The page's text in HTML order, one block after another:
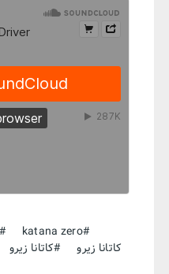
katana zero
کاتانا زیرو
کاتانا زیرو